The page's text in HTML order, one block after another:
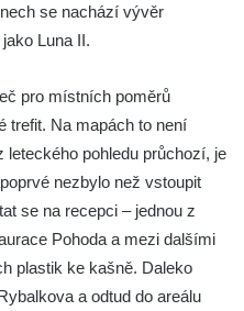
Beneše
se nachází vývěr
Luna II.
pro místních poměrů
trefit. Na mapách to není
pohledu průchozí, je
nezbylo než vstoupit
se na recepci – jednou z
Pohoda a mezi dalšími
plastik ke kašně. Daleko
a odtud do areálu